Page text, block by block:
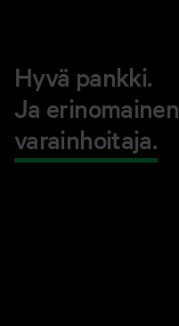
Hyvä pankki.
Ja erinomainen
varainhoitaja.